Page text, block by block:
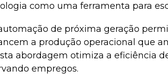
como uma ferramenta para
de próxima geração
a produção operacional que
abordagem otimiza a eficiência
empregos.